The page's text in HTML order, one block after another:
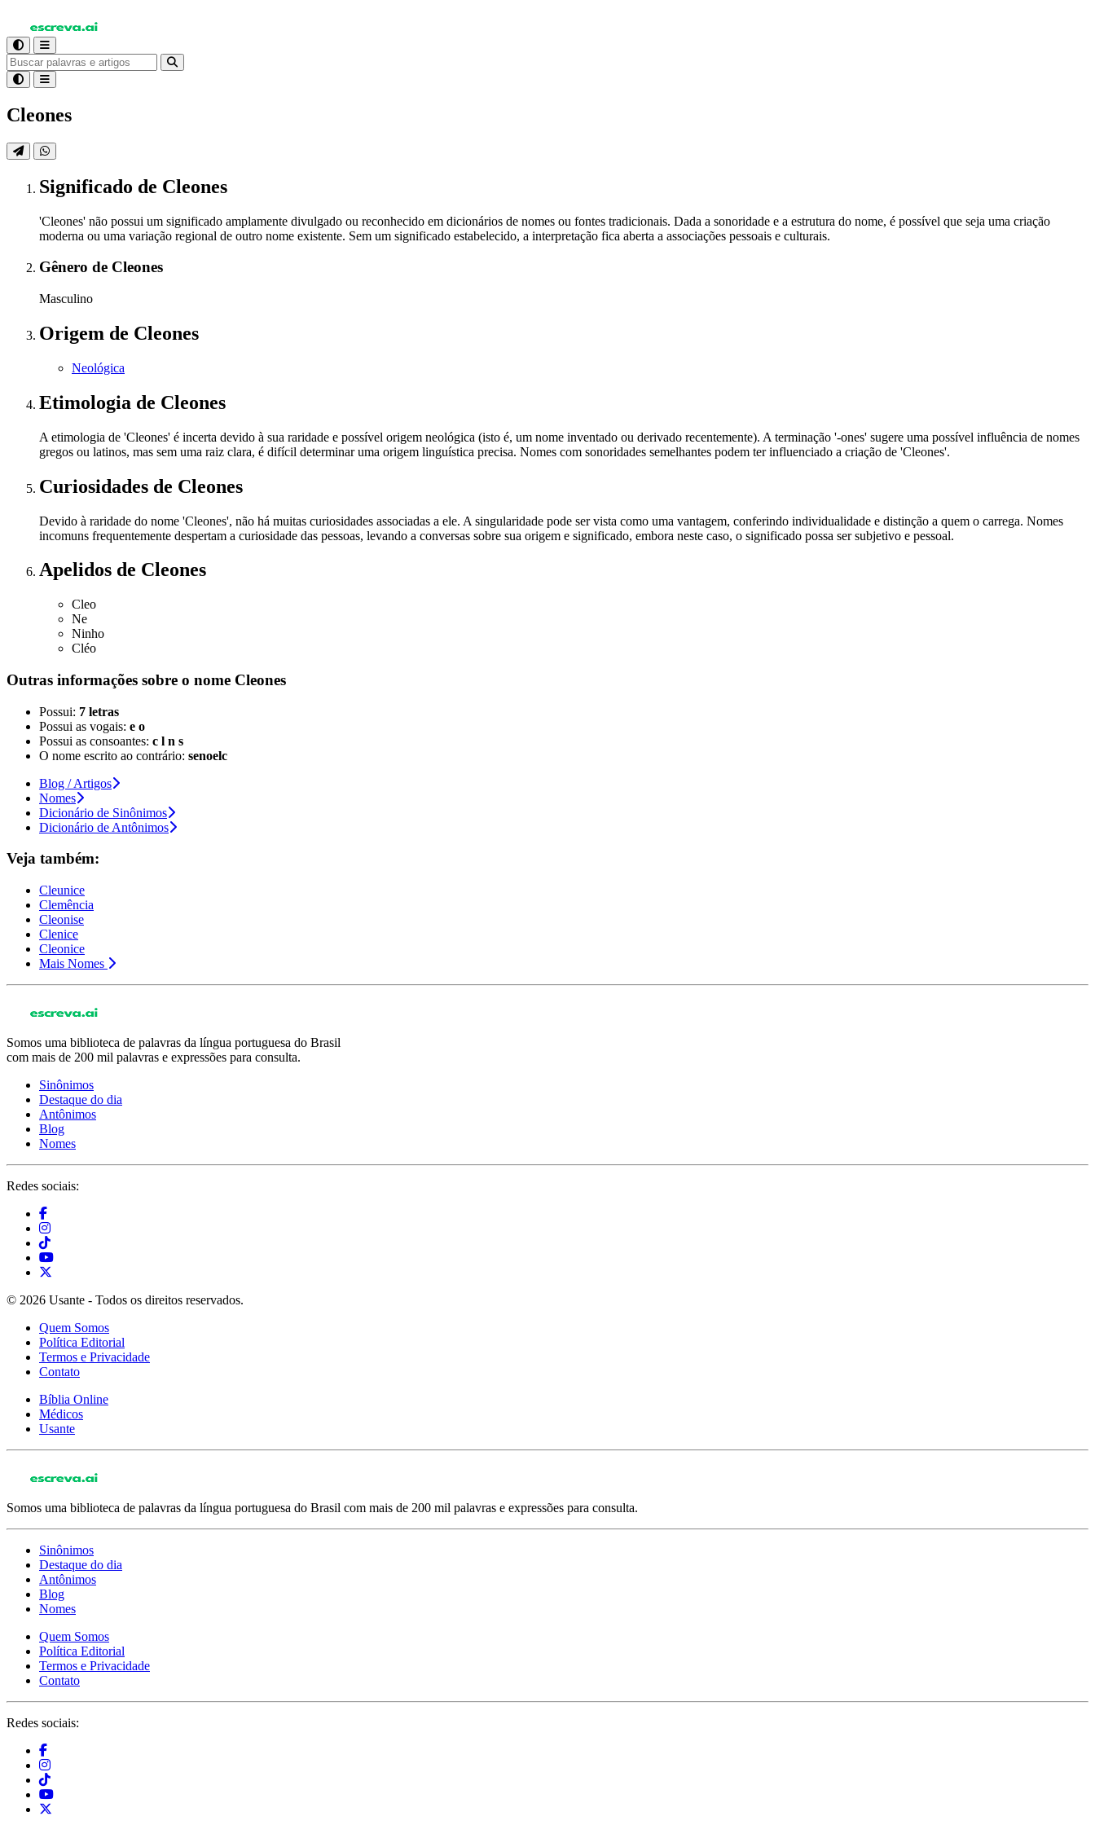
Cleones
Significado de Cleones
'Cleones' não possui um significado amplamente divulgado ou reconhecido em dicionários de nomes ou fontes tradicionais. Dada a sonoridade e a estrutura do nome, é possível que seja uma criação
moderna ou uma variação regional de outro nome existente. Sem um significado estabelecido, a interpretação fica aberta a associações pessoais e culturais.
Gênero de Cleones
Masculino
Origem de Cleones
Neológica
Etimologia de Cleones
A etimologia de 'Cleones' é incerta devido à sua raridade e possível origem neológica (isto é, um nome inventado ou derivado recentemente). A terminação '-ones' sugere uma possível influência de nomes
gregos ou latinos, mas sem uma raiz clara, é difícil determinar uma origem linguística precisa. Nomes com sonoridades semelhantes podem ter influenciado a criação de 'Cleones'.
Curiosidades de Cleones
Devido à raridade do nome 'Cleones', não há muitas curiosidades associadas a ele. A singularidade pode ser vista como uma vantagem, conferindo individualidade e distinção a quem o carrega. Nomes
incomuns frequentemente despertam a curiosidade das pessoas, levando a conversas sobre sua origem e significado, embora neste caso, o significado possa ser subjetivo e pessoal.
Apelidos de Cleones
Cleo
Ne
Ninho
Cléo
Outras informações sobre o nome Cleones
Possui: 7 letras
Possui as vogais: e o
Possui as consoantes: c l n s
O nome escrito ao contrário: senoelc
Blog / Artigos
Nomes
Dicionário de Sinônimos
Dicionário de Antônimos
Veja também:
Cleunice
Clemência
Cleonise
Clenice
Cleonice
Mais Nomes
Somos uma biblioteca de palavras da língua portuguesa do Brasil
com mais de 200 mil palavras e expressões para consulta.
Sinônimos
Destaque do dia
Antônimos
Blog
Nomes
Redes sociais:
© 2026 Usante - Todos os direitos reservados.
Quem Somos
Política Editorial
Termos e Privacidade
Contato
Bíblia Online
Médicos
Usante
Somos uma biblioteca de palavras da língua portuguesa do Brasil com mais de 200 mil palavras e expressões para consulta.
Sinônimos
Destaque do dia
Antônimos
Blog
Nomes
Quem Somos
Política Editorial
Termos e Privacidade
Contato
Redes sociais: